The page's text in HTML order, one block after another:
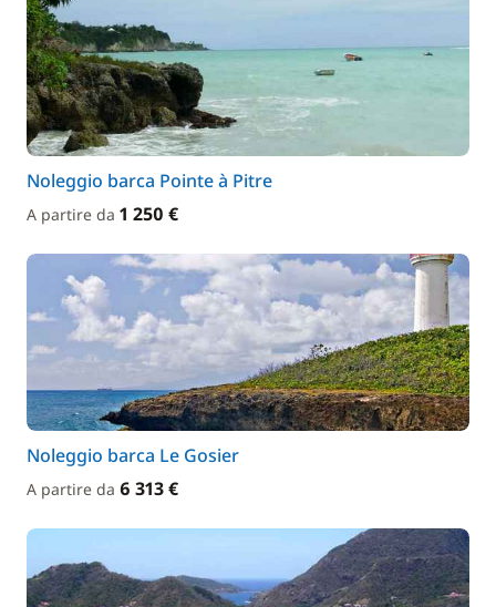
Noleggio barca Pointe à Pitre
A partire da 1 250 €
Noleggio barca Le Gosier
A partire da 6 313 €